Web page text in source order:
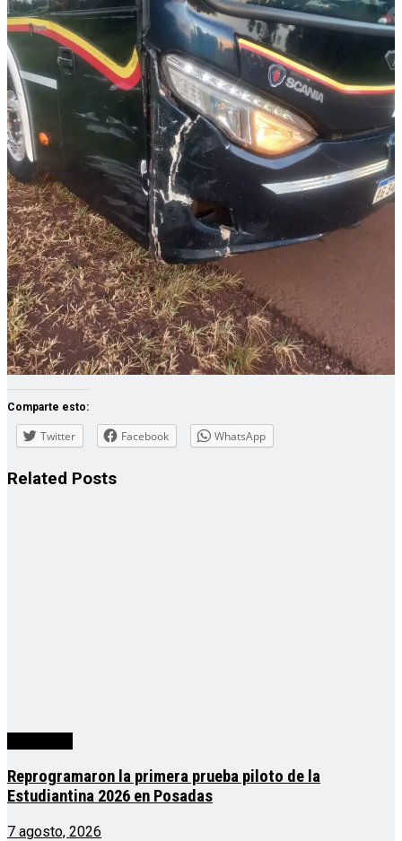
Comparte esto:
Twitter Facebook WhatsApp
Related Posts
Reprogramaron la primera prueba piloto de la
Estudiantina 2026 en Posadas
7 agosto, 2026